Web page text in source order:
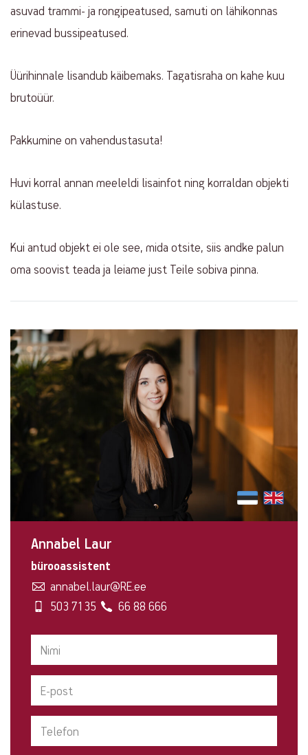
asuvad trammi- ja rongipeatused, samuti on lähikonnas
erinevad bussipeatused.
Üürihinnale lisandub käibemaks. Tagatisraha on kahe kuu
brutoüür.
Pakkumine on vahendustasuta!
Huvi korral annan meeleldi lisainfot ning korraldan objekti
külastuse.
Kui antud objekt ei ole see, mida otsite, siis andke palun
oma soovist teada ja leiame just Teile sobiva pinna.
Contact
info
Annabel Laur
bürooassistent
annabel.laur@RE.ee
503 7135
66 88 666